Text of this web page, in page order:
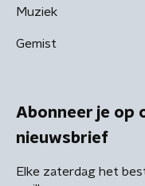
Muziek
Gemist
Abonneer je op
nieuwsbrief
Elke zaterdag het